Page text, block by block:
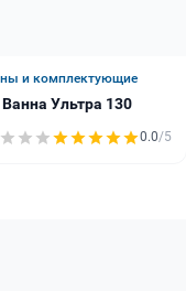
и комплектующие
Ванна Ультра 130
0.0/5